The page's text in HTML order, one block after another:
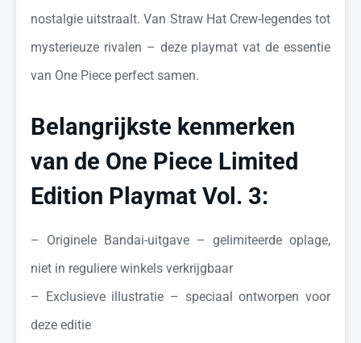
nostalgie uitstraalt. Van Straw Hat Crew-legendes tot
mysterieuze rivalen – deze playmat vat de essentie
van One Piece perfect samen.
Belangrijkste kenmerken
van de One Piece Limited
Edition Playmat Vol. 3:
– Originele Bandai-uitgave – gelimiteerde oplage,
niet in reguliere winkels verkrijgbaar
– Exclusieve illustratie – speciaal ontworpen voor
deze editie